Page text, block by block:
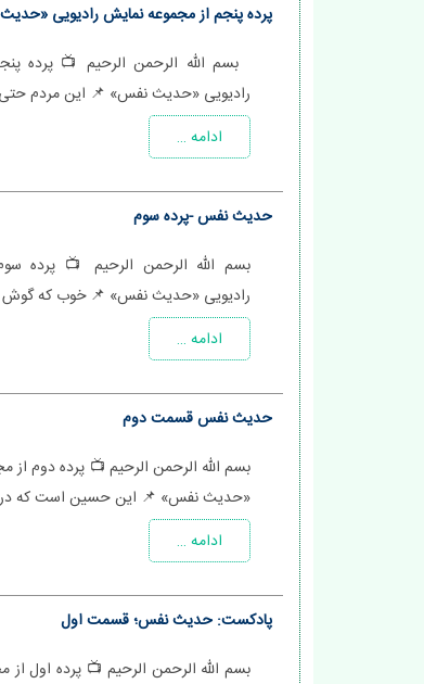
پرده پنجم از مجموعه نمایش رادیویی
بسم الله الرحمن الرحیم 📺 پرده
رادیویی «حدیث نفس» 📌 این مردم
ادامه …
حدیث نفس -پرده سوم
بسم الله الرحمن الرحیم 📺 پرده
رادیویی «حدیث نفس» 📌 خوب که
ادامه …
حدیث نفس قسمت دوم
بسم الله الرحمن الرحیم 📺 پرده دوم از
«حدیث نفس» 📌 این حسین است که
ادامه …
پادکست: حدیث نفس؛ قسمت اول
بسم الله الرحمن الرحیم 📺 پرده اول